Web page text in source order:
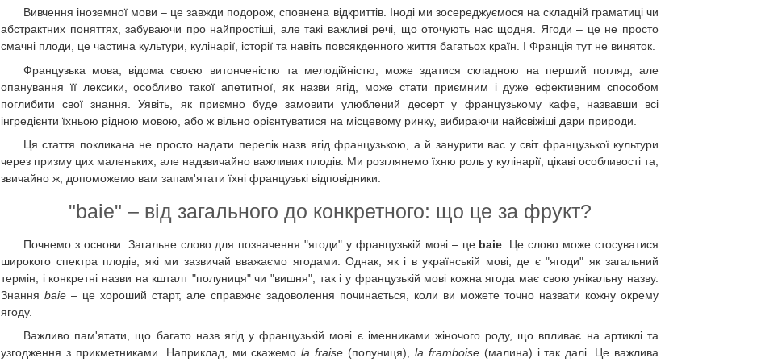
Вивчення іноземної мови – це завжди подорож, сповнена відкриттів. Іноді ми зосереджуємося на складній граматиці чи
абстрактних поняттях, забуваючи про найпростіші, але такі важливі речі, що оточують нас щодня. Ягоди – це не просто
смачні плоди, це частина культури, кулінарії, історії та навіть повсякденного життя багатьох країн. І Франція тут не виняток.
Французька мова, відома своєю витонченістю та мелодійністю, може здатися складною на перший погляд, але
опанування її лексики, особливо такої апетитної, як назви ягід, може стати приємним і дуже ефективним способом
поглибити свої знання. Уявіть, як приємно буде замовити улюблений десерт у французькому кафе, назвавши всі
інгредієнти їхньою рідною мовою, або ж вільно орієнтуватися на місцевому ринку, вибираючи найсвіжіші дари природи.
Ця стаття покликана не просто надати перелік назв ягід французькою, а й занурити вас у світ французької культури
через призму цих маленьких, але надзвичайно важливих плодів. Ми розглянемо їхню роль у кулінарії, цікаві особливості та,
звичайно ж, допоможемо вам запам'ятати їхні французькі відповідники.
"baie" – від загального до конкретного: що це за фрукт?
Почнемо з основи. Загальне слово для позначення "ягоди" у французькій мові – це baie . Це слово може стосуватися
широкого спектра плодів, які ми зазвичай вважаємо ягодами. Однак, як і в українській мові, де є "ягоди" як загальний
термін, і конкретні назви на кшталт "полуниця" чи "вишня", так і у французькій мові кожна ягода має свою унікальну назву.
Знанняbaie – це хороший старт, але справжнє задоволення починається, коли ви можете точно назвати кожну окрему
ягоду.
Важливо пам'ятати, що багато назв ягід у французькій мові є іменниками жіночого роду, що впливає на артиклі та
узгодження з прикметниками. Наприклад, ми скажемоla fraise (полуниця), la framboise(малина) і так далі. Це важлива